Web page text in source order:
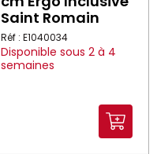
Saint Romain
Réf : E1040034
Disponible sous 2 à 4
semaines